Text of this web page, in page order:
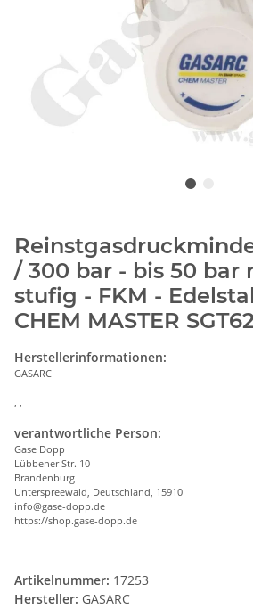
/ 300 bar - bis 50 bar
stufig - FKM -
CHEM MASTER
Herstellerinformationen:
GASARC
verantwortliche Person:
Gase Dopp
Lübbener Str. 10
Brandenburg
Unterspreewald, Deutschland, 15910
info@gase-dopp.de
https://shop.gase-dopp.de
Artikelnummer: 17253
Hersteller: GASARC